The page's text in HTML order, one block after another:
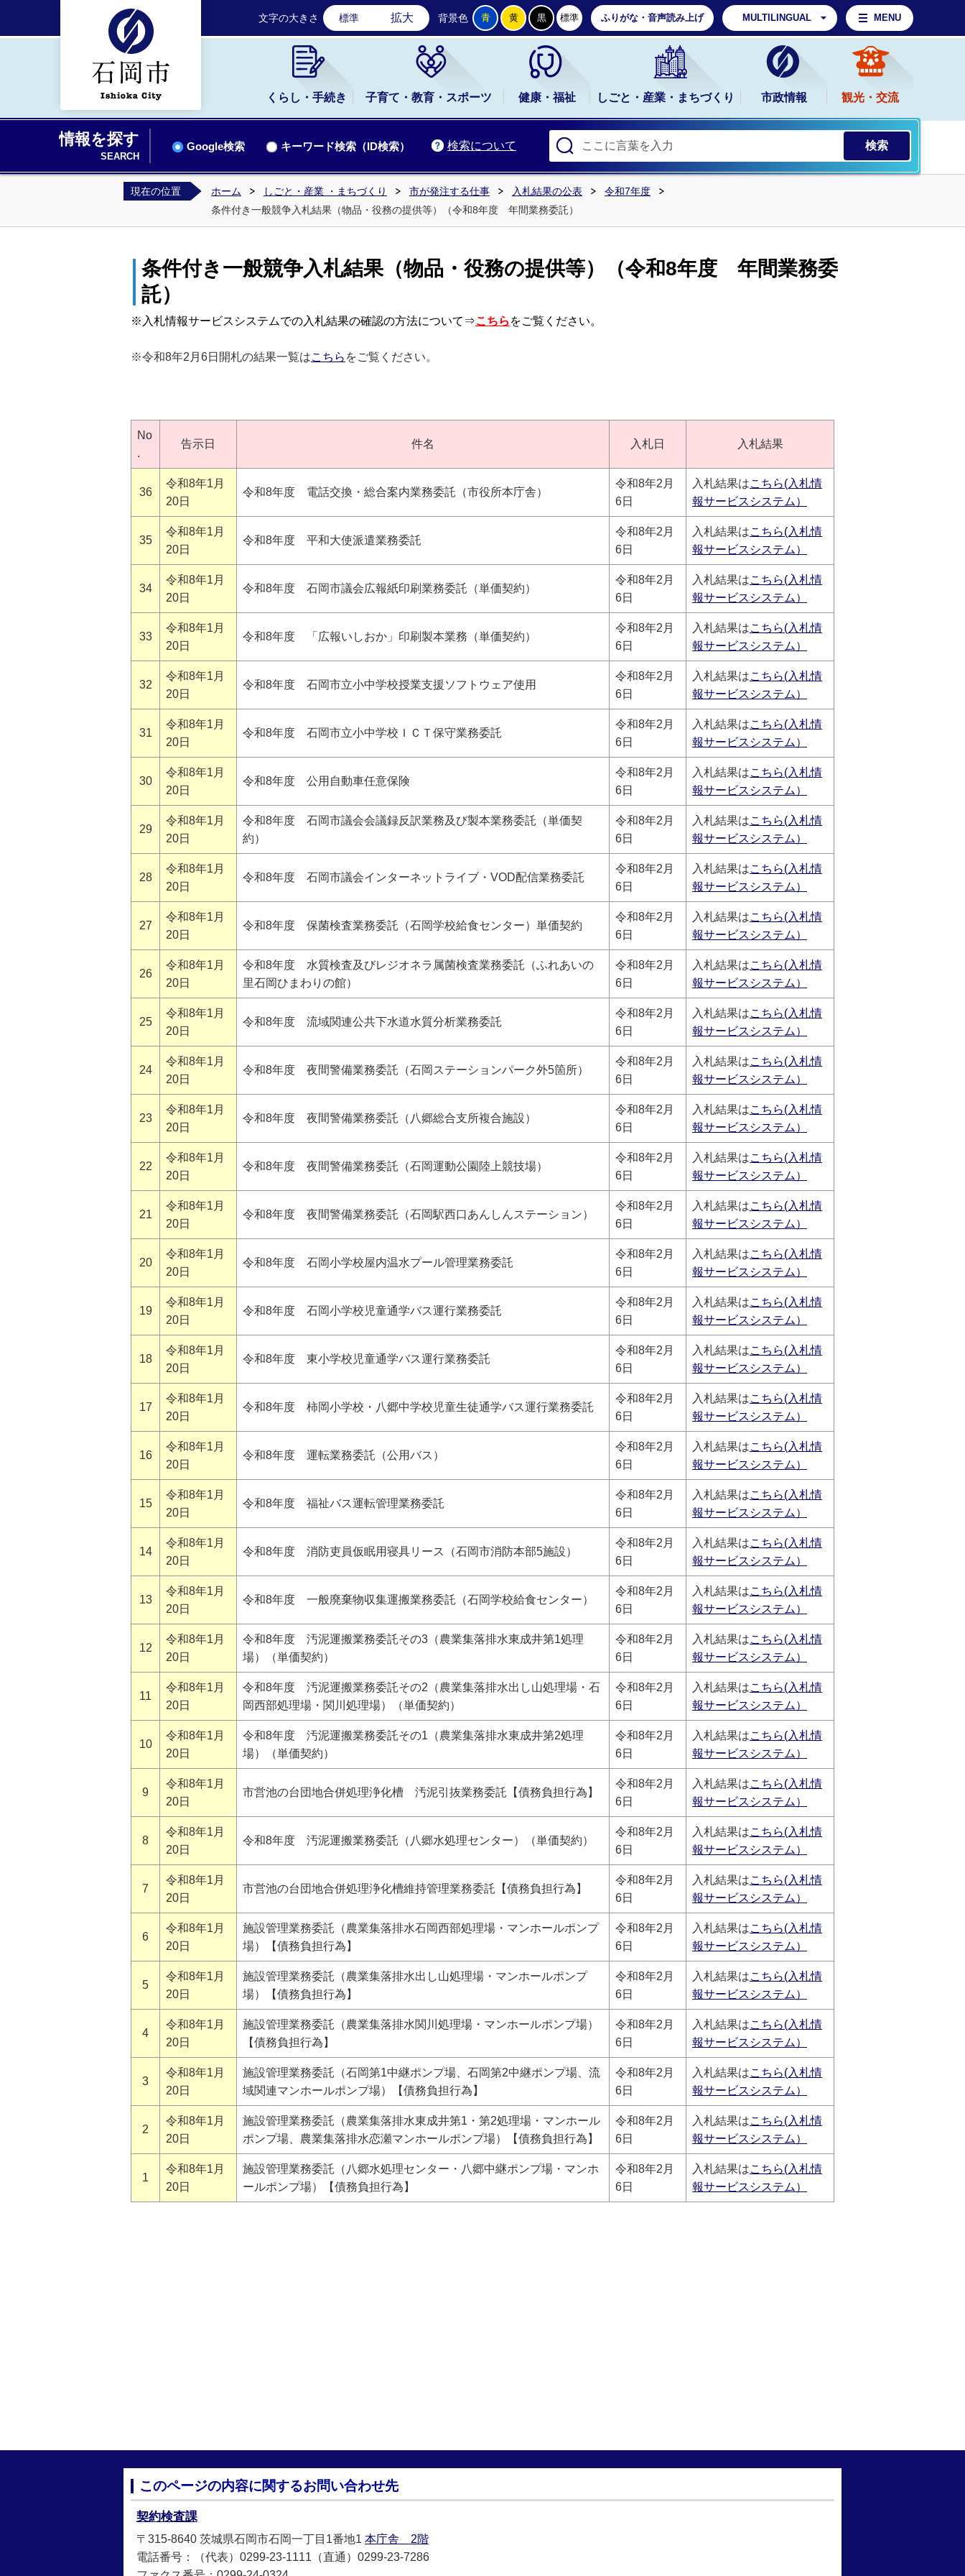
石岡市公式ホームページ
文字の大きさ 標準 拡大 背景色 青 黄 黒 標準 ふりがな・音声読み上げ MULTILINGUAL MENU
くらし・手続き 子育て・教育・スポーツ 健康・福祉 しごと・産業・まちづくり 市政情報 観光・交流
情報を探す
SEARCH
検索について
Google検索 キーワード検索（ID検索）
現在の位置 ホーム しごと・産業 ・まちづくり 市が発注する仕事 入札結果の公表
令和7年度
条件付き一般競争入札結果（物品・役務の提供等）（令和8年度 年間業務委託）
条件付き一般競争入札結果（物品・役務の提供等）（令和8年度 年間業務委
託）
※入札情報サービスシステムでの入札結果の確認の方法について⇒こちら をご覧ください。
※令和8年2月6日開札の結果一覧はこちら をご覧ください。
No
.
告示日 件名 入札日 入札結果
36
令和8年1月
20日
令和8年度 電話交換・総合案内業務委託（市役所本庁舎）
令和8年2月
6日
入札結果はこちら(入札情
報サービスシステム）
35
令和8年1月
20日
令和8年度 平和大使派遣業務委託
令和8年2月
6日
入札結果はこちら(入札情
報サービスシステム）
34
令和8年1月
20日
令和8年度 石岡市議会広報紙印刷業務委託（単価契約）
令和8年2月
6日
入札結果はこちら(入札情
報サービスシステム）
33
令和8年1月
20日
令和8年度 「広報いしおか」印刷製本業務（単価契約）
令和8年2月
6日
入札結果はこちら(入札情
報サービスシステム）
32
令和8年1月
20日
令和8年度 石岡市立小中学校授業支援ソフトウェア使用
令和8年2月
6日
入札結果はこちら(入札情
報サービスシステム）
31
令和8年1月
20日
令和8年度 石岡市立小中学校ＩＣＴ保守業務委託
令和8年2月
6日
入札結果はこちら(入札情
報サービスシステム）
30
令和8年1月
20日
令和8年度 公用自動車任意保険
令和8年2月
6日
入札結果はこちら(入札情
報サービスシステム）
29
令和8年1月
20日
令和8年度 石岡市議会会議録反訳業務及び製本業務委託（単価契
約）
令和8年2月
6日
入札結果はこちら(入札情
報サービスシステム）
28
令和8年1月
20日
令和8年度 石岡市議会インターネットライブ・VOD配信業務委託
令和8年2月
6日
入札結果はこちら(入札情
報サービスシステム）
27
令和8年1月
20日
令和8年度 保菌検査業務委託（石岡学校給食センター）単価契約
令和8年2月
6日
入札結果はこちら(入札情
報サービスシステム）
26
令和8年1月
20日
令和8年度 水質検査及びレジオネラ属菌検査業務委託（ふれあいの
里石岡ひまわりの館）
令和8年2月
6日
入札結果はこちら(入札情
報サービスシステム）
25
令和8年1月
20日
令和8年度 流域関連公共下水道水質分析業務委託
令和8年2月
6日
入札結果はこちら(入札情
報サービスシステム）
24
令和8年1月
20日
令和8年度 夜間警備業務委託（石岡ステーションパーク外5箇所）
令和8年2月
6日
入札結果はこちら(入札情
報サービスシステム）
23
令和8年1月
20日
令和8年度 夜間警備業務委託（八郷総合支所複合施設）
令和8年2月
6日
入札結果はこちら(入札情
報サービスシステム）
22
令和8年1月
20日
令和8年度 夜間警備業務委託（石岡運動公園陸上競技場）
令和8年2月
6日
入札結果はこちら(入札情
報サービスシステム）
21
令和8年1月
20日
令和8年度 夜間警備業務委託（石岡駅西口あんしんステーション）
令和8年2月
6日
入札結果はこちら(入札情
報サービスシステム）
20
令和8年1月
20日
令和8年度 石岡小学校屋内温水プール管理業務委託
令和8年2月
6日
入札結果はこちら(入札情
報サービスシステム）
19
令和8年1月
20日
令和8年度 石岡小学校児童通学バス運行業務委託
令和8年2月
6日
入札結果はこちら(入札情
報サービスシステム）
18
令和8年1月
20日
令和8年度 東小学校児童通学バス運行業務委託
令和8年2月
6日
入札結果はこちら(入札情
報サービスシステム）
17
令和8年1月
20日
令和8年度 柿岡小学校・八郷中学校児童生徒通学バス運行業務委託
令和8年2月
6日
入札結果はこちら(入札情
報サービスシステム）
16
令和8年1月
20日
令和8年度 運転業務委託（公用バス）
令和8年2月
6日
入札結果はこちら(入札情
報サービスシステム）
15
令和8年1月
20日
令和8年度 福祉バス運転管理業務委託
令和8年2月
6日
入札結果はこちら(入札情
報サービスシステム）
14
令和8年1月
20日
令和8年度 消防吏員仮眠用寝具リース（石岡市消防本部5施設）
令和8年2月
6日
入札結果はこちら(入札情
報サービスシステム）
13
令和8年1月
20日
令和8年度 一般廃棄物収集運搬業務委託（石岡学校給食センター）
令和8年2月
6日
入札結果はこちら(入札情
報サービスシステム）
12
令和8年1月
20日
令和8年度 汚泥運搬業務委託その3（農業集落排水東成井第1処理
場）（単価契約）
令和8年2月
6日
入札結果はこちら(入札情
報サービスシステム）
11
令和8年1月
20日
令和8年度 汚泥運搬業務委託その2（農業集落排水出し山処理場・石
岡西部処理場・関川処理場）（単価契約）
令和8年2月
6日
入札結果はこちら(入札情
報サービスシステム）
10
令和8年1月
20日
令和8年度 汚泥運搬業務委託その1（農業集落排水東成井第2処理
場）（単価契約）
令和8年2月
6日
入札結果はこちら(入札情
報サービスシステム）
9
令和8年1月
20日
市営池の台団地合併処理浄化槽 汚泥引抜業務委託【債務負担行為】
令和8年2月
6日
入札結果はこちら(入札情
報サービスシステム）
8
令和8年1月
20日
令和8年度 汚泥運搬業務委託（八郷水処理センター）（単価契約）
令和8年2月
6日
入札結果はこちら(入札情
報サービスシステム）
7
令和8年1月
20日
市営池の台団地合併処理浄化槽維持管理業務委託【債務負担行為】
令和8年2月
6日
入札結果はこちら(入札情
報サービスシステム）
6
令和8年1月
20日
施設管理業務委託（農業集落排水石岡西部処理場・マンホールポンプ
場）【債務負担行為】
令和8年2月
6日
入札結果はこちら(入札情
報サービスシステム）
5
令和8年1月
20日
施設管理業務委託（農業集落排水出し山処理場・マンホールポンプ
場）【債務負担行為】
令和8年2月
6日
入札結果はこちら(入札情
報サービスシステム）
4
令和8年1月
20日
施設管理業務委託（農業集落排水関川処理場・マンホールポンプ場）
【債務負担行為】
令和8年2月
6日
入札結果はこちら(入札情
報サービスシステム）
3
令和8年1月
20日
施設管理業務委託（石岡第1中継ポンプ場、石岡第2中継ポンプ場、流
域関連マンホールポンプ場）【債務負担行為】
令和8年2月
6日
入札結果はこちら(入札情
報サービスシステム）
2
令和8年1月
20日
施設管理業務委託（農業集落排水東成井第1・第2処理場・マンホール
ポンプ場、農業集落排水恋瀬マンホールポンプ場）【債務負担行為】
令和8年2月
6日
入札結果はこちら(入札情
報サービスシステム）
1
令和8年1月
20日
施設管理業務委託（八郷水処理センター・八郷中継ポンプ場・マンホ
ールポンプ場）【債務負担行為】
令和8年2月
6日
入札結果はこちら(入札情
報サービスシステム）
このページの内容に関するお問い合わせ先
契約検査課
〒315-8640 茨城県石岡市石岡一丁目1番地1 本庁舎 2階
電話番号：（代表）0299-23-1111（直通）0299-23-7286